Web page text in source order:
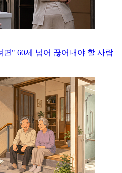
면" 60세 넘어 끊어내야 할 사람